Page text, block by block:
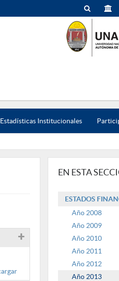
Estadísticas Institucionales
EN ESTA
ESTADOS
Año 2008
Año 2009
Año 2010
Año 2011
Año 2012
Año 2013